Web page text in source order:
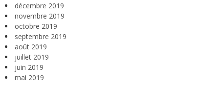
décembre 2019
novembre 2019
octobre 2019
septembre 2019
août 2019
juillet 2019
juin 2019
mai 2019